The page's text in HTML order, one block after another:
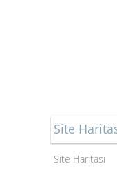
Site
Site Haritası